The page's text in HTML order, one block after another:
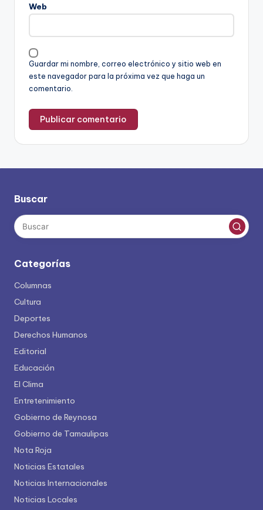
Web
Guardar mi nombre, correo electrónico y sitio web en
este navegador para la próxima vez que haga un
comentario.
Buscar
Categorías
Columnas
Cultura
Deportes
Derechos Humanos
Editorial
Educación
El Clima
Entretenimiento
Gobierno de Reynosa
Gobierno de Tamaulipas
Nota Roja
Noticias Estatales
Noticias Internacionales
Noticias Locales